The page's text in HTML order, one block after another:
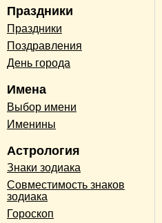
Праздники
Праздники
Поздравления
День города
Имена
Выбор имени
Именины
Астрология
Знаки зодиака
Совместимость знаков
зодиака
Гороскоп